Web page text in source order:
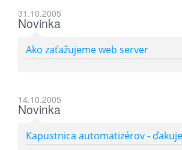
31.10.2005
Novinka
Ako zaťažujeme web server
14.10.2005
Novinka
Kapustnica automatizérov -